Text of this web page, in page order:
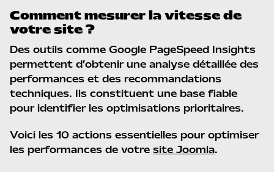
Comment mesurer la vitesse de
votre site ?
Des outils comme Google PageSpeed Insights
permettent d’obtenir une analyse détaillée des
performances et des recommandations
techniques. Ils constituent une base fiable
pour identifier les optimisations prioritaires.
Voici les 10 actions essentielles pour optimiser
les performances de votre site Joomla.